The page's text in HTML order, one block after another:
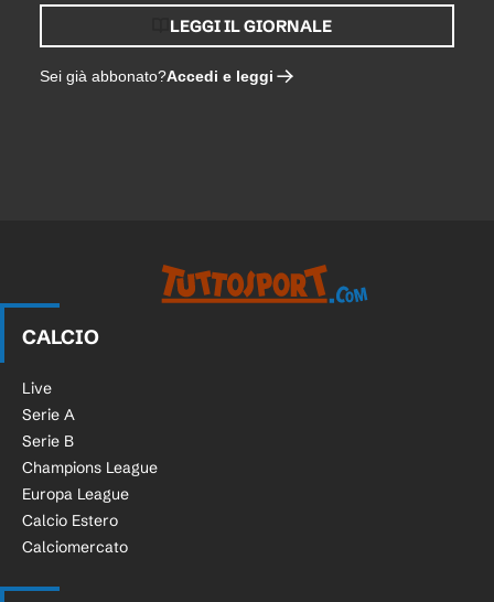
LEGGI IL GIORNALE
Sei già abbonato?Accedi e leggi
CALCIO
Live
Serie A
Serie B
Champions League
Europa League
Calcio Estero
Calciomercato